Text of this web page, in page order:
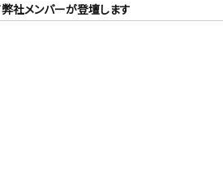
社メンバーが登壇します